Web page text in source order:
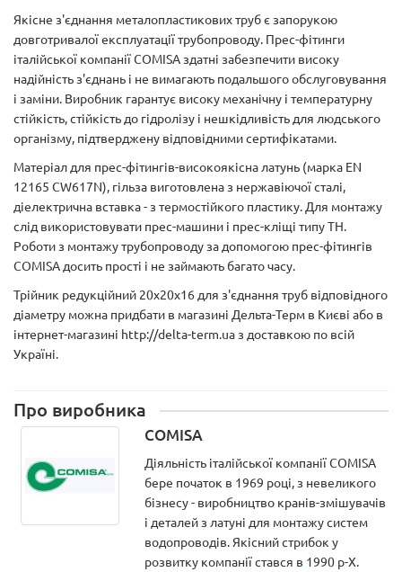
Якісне з'єднання металопластикових труб є запорукою
довготривалої експлуатації трубопроводу. Прес-фітинги
італійської компанії COMISA здатні забезпечити високу
надійність з'єднань і не вимагають подальшого обслуговування
і заміни. Виробник гарантує високу механічну і температурну
стійкість, стійкість до гідролізу і нешкідливість для людського
організму, підтверджену відповідними сертифікатами.
Матеріал для прес-фітингів-високоякісна латунь (марка EN
12165 CW617N), гільза виготовлена з нержавіючої сталі,
діелектрична вставка - з термостійкого пластику. Для монтажу
слід використовувати прес-машини і прес-кліщі типу ТН.
Роботи з монтажу трубопроводу за допомогою прес-фітингів
COMISA досить прості і не займають багато часу.
Трійник редукційний 20х20х16 для з'єднання труб відповідного
діаметру можна придбати в магазині Дельта-Терм в Києві або в
інтернет-магазині http://delta-term.ua з доставкою по всій
Україні.
Про виробника
COMISA
Діяльність італійської компанії COMISA
бере початок в 1969 році, з невеликого
бізнесу - виробництво кранів-змішувачів
і деталей з латуні для монтажу систем
водопроводів. Якісний стрибок у
розвитку компанії стався в 1990 р-Х.